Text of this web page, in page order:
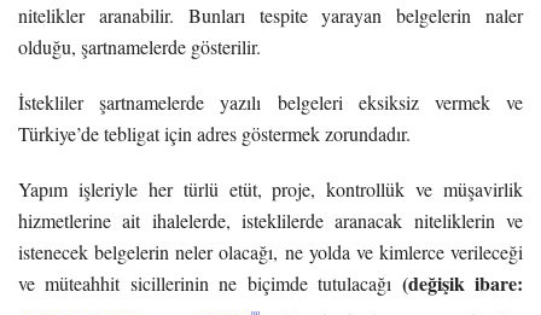
nitelikler aranabilir. Bunları tespite yarayan belgelerin naler
olduğu, şartnamelerde gösterilir.
İstekliler şartnamelerde yazılı belgeleri eksiksiz vermek ve
Türkiye’de tebligat için adres göstermek zorundadır.
Yapım işleriyle her türlü etüt, proje, kontrollük ve müşavirlik
hizmetlerine ait ihalelerde, isteklilerde aranacak niteliklerin ve
istenecek belgelerin neler olacağı, ne yolda ve kimlerce verileceği
ve müteahhit sicillerinin ne biçimde tutulacağı (değişik ibare: